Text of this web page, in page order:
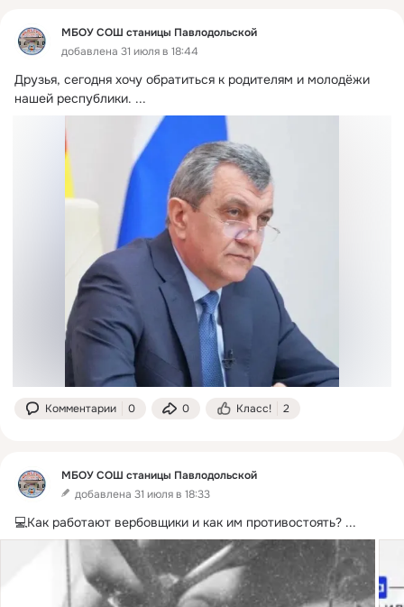
МБОУ СОШ станицы Павлодольской
добавлена 31 июля в 18:44
Друзья, сегодня хочу обратиться к родителям и молодёжи
нашей республики. ...
Комментарии 0 0 Класс! 2
МБОУ СОШ станицы Павлодольской
добавлена 31 июля в 18:33
💻Как работают вербовщики и как им противостоять? ...